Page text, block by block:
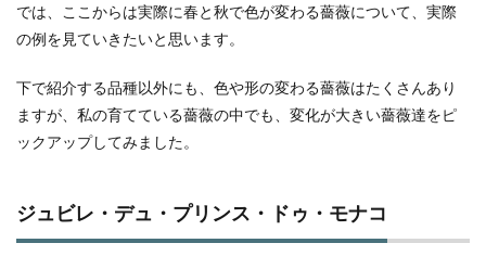
では、ここからは実際に春と秋で色が変わる薔薇について、実際
の例を見ていきたいと思います。
下で紹介する品種以外にも、色や形の変わる薔薇はたくさんあり
ますが、私の育てている薔薇の中でも、変化が大きい薔薇達をピ
ックアップしてみました。
ジュビレ・デュ・プリンス・ドゥ・モナコ